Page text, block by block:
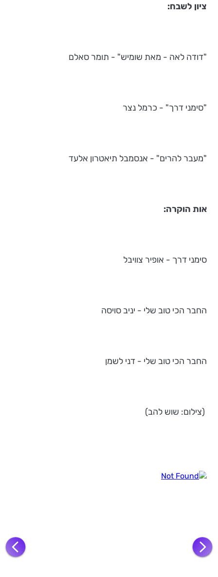
ציון לשבח:
"דודה לאה - מאת שומיש" - תומר סאלם
"סימני דרך" - כרמל נצר
"מעבר להרים" - אנסמבל תיאטרון אלעד
אות הוקרה:
סימני דרך - אופיר צוויבל
החבר הכי טוב שלי - יניב סויסה
החבר הכי טוב שלי - דני לשמן
(צילום: שוש להב)